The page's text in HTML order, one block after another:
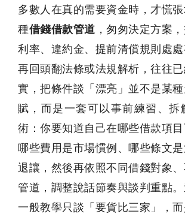
多數人在真的需要資金時，才慌
種借錢借款管道 ，匆匆決定方案
利率、違約金、提前清償規則處
再回頭翻法條或法規解析，往往
實，把條件談「漂亮」並不是某
賦，而是一套可以事前練習、拆
術：你要知道自己在哪些借款項目
哪些費用是市場慣例、哪些條文
退讓，然後再依照不同借錢對象
管道，調整說話節奏與談判重點
一般教學只談「要貨比三家」，